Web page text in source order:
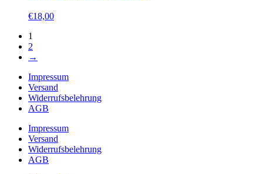
€18,00
1
2
→
Impressum
Versand
Widerrufsbelehrung
AGB
Impressum
Versand
Widerrufsbelehrung
AGB